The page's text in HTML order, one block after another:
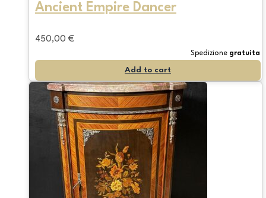
Ancient Empire Dancer
450,00 €
Spedizione gratuita
Add to cart